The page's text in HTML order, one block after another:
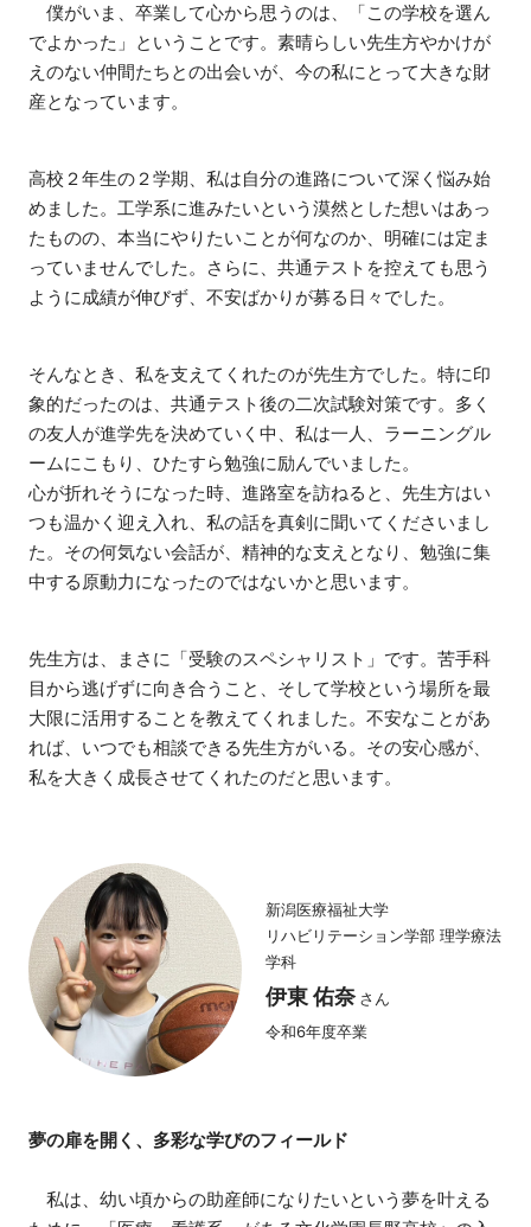
僕がいま、卒業して心から思うのは、「この学校を選ん
でよかった」ということです。素晴らしい先生方やかけが
えのない仲間たちとの出会いが、今の私にとって大きな財
産となっています。
高校２年生の２学期、私は自分の進路について深く悩み始
めました。工学系に進みたいという漠然とした想いはあっ
たものの、本当にやりたいことが何なのか、明確には定ま
っていませんでした。さらに、共通テストを控えても思う
ように成績が伸びず、不安ばかりが募る日々でした。
そんなとき、私を支えてくれたのが先生方でした。特に印
象的だったのは、共通テスト後の二次試験対策です。多く
の友人が進学先を決めていく中、私は一人、ラーニングル
ームにこもり、ひたすら勉強に励んでいました。
心が折れそうになった時、進路室を訪ねると、先生方はい
つも温かく迎え入れ、私の話を真剣に聞いてくださいまし
た。その何気ない会話が、精神的な支えとなり、勉強に集
中する原動力になったのではないかと思います。
先生方は、まさに「受験のスペシャリスト」です。苦手科
目から逃げずに向き合うこと、そして学校という場所を最
大限に活用することを教えてくれました。不安なことがあ
れば、いつでも相談できる先生方がいる。その安心感が、
私を大きく成長させてくれたのだと思います。
新潟医療福祉大学
リハビリテーション学部 理学療法
学科
伊東 佑奈 さん
令和6年度卒業
夢の扉を開く、多彩な学びのフィールド
私は、幼い頃からの助産師になりたいという夢を叶える